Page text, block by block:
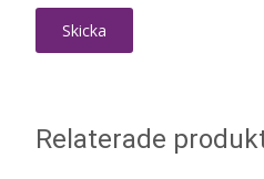
Relaterade